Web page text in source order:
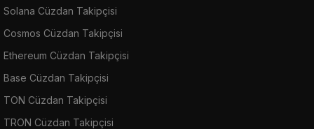
Solana Cüzdan Takipçisi
Cosmos Cüzdan Takipçisi
Ethereum Cüzdan Takipçisi
Base Cüzdan Takipçisi
TON Cüzdan Takipçisi
TRON Cüzdan Takipçisi